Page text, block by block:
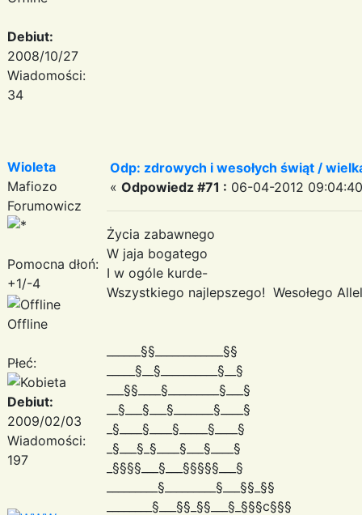
Debiut:
2008/10/27
Wiadomości:
34
Wioleta
Mafiozo
Forumowicz
Pomocna dłoń:
+1/-4
Offline
Płeć:
Debiut:
2009/02/03
Wiadomości:
197
Odp: zdrowych i wesołych świąt /
« Odpowiedz #71 : 06-04-2012
Życia zabawnego
W jaja bogatego
I w ogóle kurde-
Wszystkiego najlepszego! Wesołego
______§§____________§§
_____§__§__________§__§
___§§____§_________§___§
__§___§___§_______§____§
_§____§____§_____§____§
_§___§_§____§___§____§
_§§§§___§___§§§§§___§
_________§_________§___§§_§§
________§___§§_§§___§_§§§c§§§